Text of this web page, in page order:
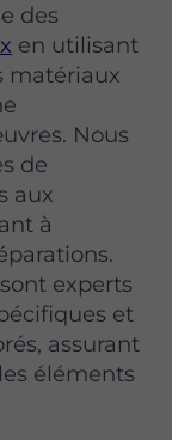
des
en utilisant
matériaux
Nous
de
aux
à
experts
et
assurant
éléments